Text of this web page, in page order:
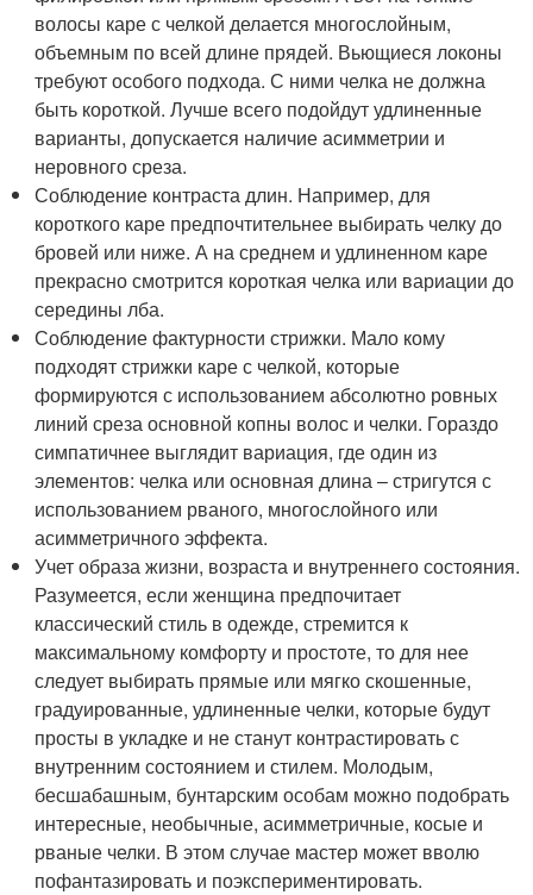
волосы каре с челкой делается многослойным,
объемным по всей длине прядей. Вьющиеся локоны
требуют особого подхода. С ними челка не должна
быть короткой. Лучше всего подойдут удлиненные
варианты, допускается наличие асимметрии и
неровного среза.
Соблюдение контраста длин. Например, для
короткого каре предпочтительнее выбирать челку до
бровей или ниже. А на среднем и удлиненном каре
прекрасно смотрится короткая челка или вариации до
середины лба.
Соблюдение фактурности стрижки. Мало кому
подходят стрижки каре с челкой, которые
формируются с использованием абсолютно ровных
линий среза основной копны волос и челки. Гораздо
симпатичнее выглядит вариация, где один из
элементов: челка или основная длина – стригутся с
использованием рваного, многослойного или
асимметричного эффекта.
Учет образа жизни, возраста и внутреннего состояния.
Разумеется, если женщина предпочитает
классический стиль в одежде, стремится к
максимальному комфорту и простоте, то для нее
следует выбирать прямые или мягко скошенные,
градуированные, удлиненные челки, которые будут
просты в укладке и не станут контрастировать с
внутренним состоянием и стилем. Молодым,
бесшабашным, бунтарским особам можно подобрать
интересные, необычные, асимметричные, косые и
рваные челки. В этом случае мастер может вволю
пофантазировать и поэкспериментировать.